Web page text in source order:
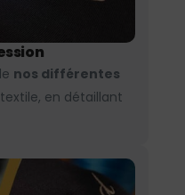
nos différentes
en détaillant